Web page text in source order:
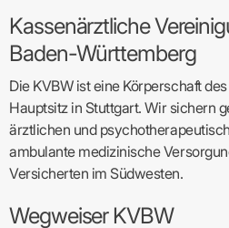
Kassenärztliche
Baden-Württemberg
Die KVBW ist eine Körperschaft
Hauptsitz in Stuttgart. Wir sichern
ärztlichen und
ambulante medizinische
Versicherten im Südwesten.
Wegweiser KVBW